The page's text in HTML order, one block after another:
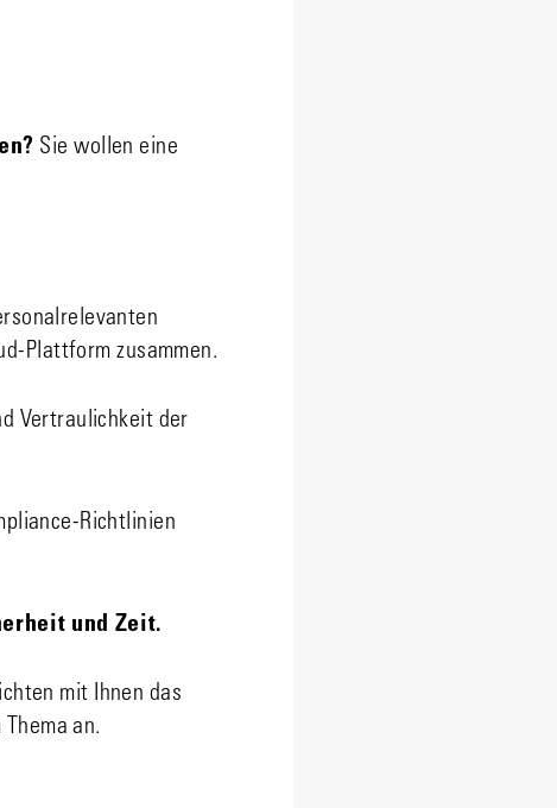
Sie wollen eine
Plattform zusammen.
Vertraulichkeit der
Richtlinien
und Zeit.
mit Ihnen das
an.